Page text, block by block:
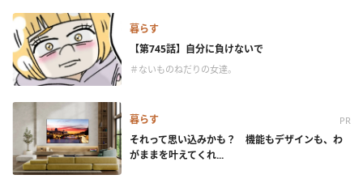
暮らす
【第745話】自分に負けないで
＃ないものねだりの女達。
暮らす PR
それって思い込みかも？ 機能もデザインも、わ
がままを叶えてくれ...